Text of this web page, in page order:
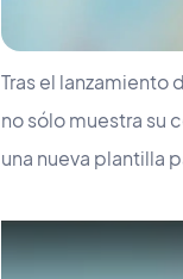
Tras el
no sólo muestra su
una nueva plantilla